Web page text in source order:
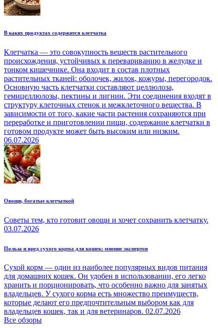
В каких продуктах содержится клетчатка
Клетчатка — это совокупность веществ растительного
происхождения, устойчивых к перевариванию в желудке и
тонком кишечнике. Она входит в состав плотных
растительных тканей: оболочек, жилок, кожуры, перегородок.
Основную часть клетчатки составляют целлюлоза,
гемицеллюлозы, пектины и лигнин. Эти соединения входят в
структуру клеточных стенок и межклеточного вещества. В
зависимости от того, какие части растения сохраняются при
переработке и приготовлении пищи, содержание клетчатки в
готовом продукте может быть высоким или низким.
06.07.2026
Овощи, богатые клетчаткой
Советы тем, кто готовит овощи и хочет сохранить клетчатку.
03.07.2026
Польза и вред сухого корма для кошек: мнение экспертов
Сухой корм — один из наиболее популярных видов питания
для домашних кошек. Он удобен в использовании, его легко
хранить и порционировать, что особенно важно для занятых
владельцев. У сухого корма есть множество преимуществ,
которые делают его предпочтительным выбором как для
владельцев кошек, так и для ветеринаров. 02.07.2026
Все обзоры